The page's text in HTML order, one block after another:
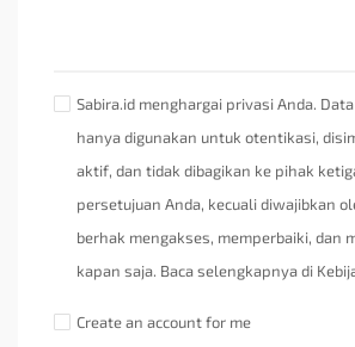
Sabira.id menghargai privasi Anda.
hanya digunakan untuk otentikasi,
aktif, dan tidak dibagikan ke pihak
persetujuan Anda, kecuali diwajibkan
berhak mengakses, memperbaiki, dan
kapan saja. Baca selengkapnya di
Create an account for me